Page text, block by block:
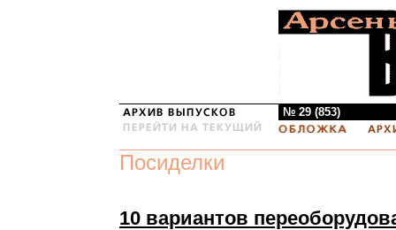
№ 29 (853)
Посиделки
10 вариантов